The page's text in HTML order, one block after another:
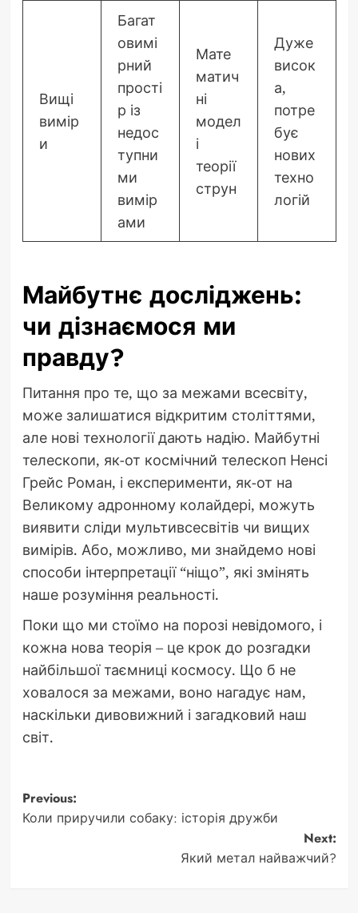
Вищі
вимір
и
Багат
овимі
рний
прості
р із
недос
тупни
ми
вимір
ами
Мате
матич
ні
модел
і
теорії
струн
Дуже
висок
а,
потре
бує
нових
техно
логій
Майбутнє досліджень:
чи дізнаємося ми
правду?
Питання про те, що за межами всесвіту,
може залишатися відкритим століттями,
але нові технології дають надію. Майбутні
телескопи, як-от космічний телескоп Ненсі
Грейс Роман, і експерименти, як-от на
Великому адронному колайдері, можуть
виявити сліди мультивсесвітів чи вищих
вимірів. Або, можливо, ми знайдемо нові
способи інтерпретації “ніщо”, які змінять
наше розуміння реальності.
Поки що ми стоїмо на порозі невідомого, і
кожна нова теорія – це крок до розгадки
найбільшої таємниці космосу. Що б не
ховалося за межами, воно нагадує нам,
наскільки дивовижний і загадковий наш
світ.
Post
navigation
Previous:
Коли приручили собаку: історія дружби
Next:
Який метал найважчий?